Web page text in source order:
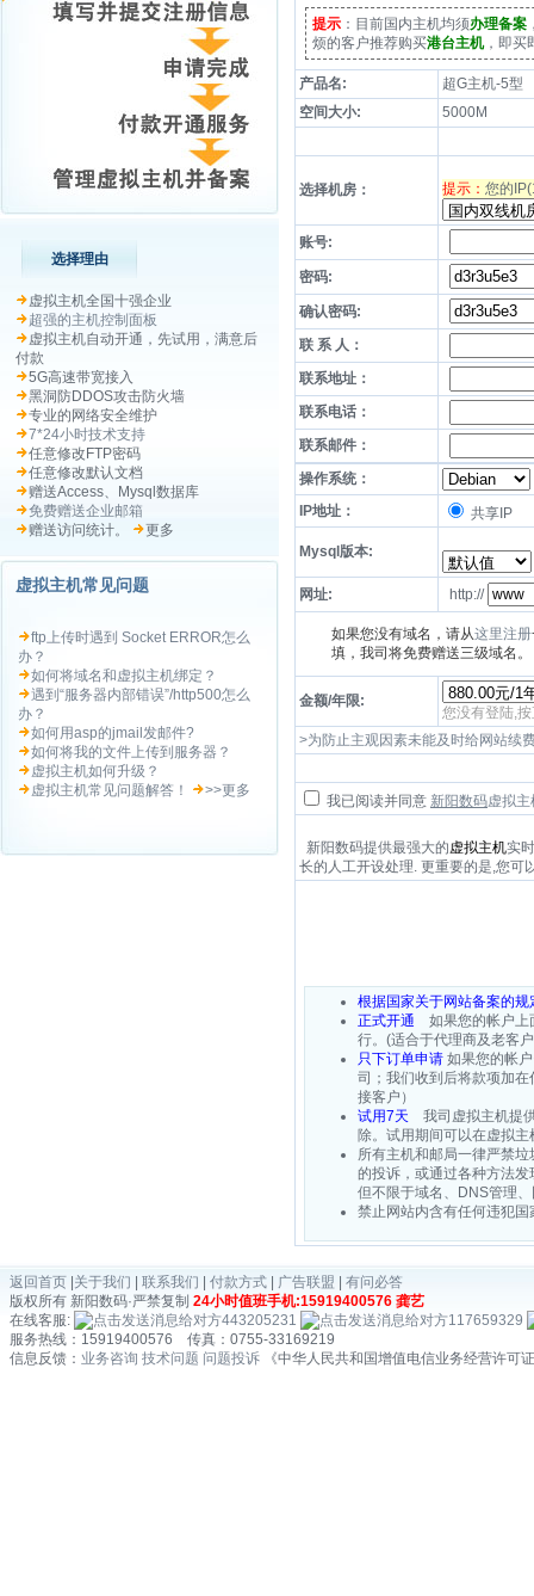
选择理由
虚拟主机全国十强企业
超强的主机控制面板
虚拟主机自动开通，先试用，满意后
付款
5G高速带宽接入
黑洞防DDOS攻击防火墙
专业的网络安全维护
7*24小时技术支持
任意修改FTP密码
任意修改默认文档
赠送Access、Mysql数据库
免费赠送企业邮箱
赠送访问统计。
更多
虚拟主机常见问题
ftp上传时遇到 Socket ERROR怎么
办？
如何将域名和虚拟主机绑定？
遇到“服务器内部错误”/http500怎么
办？
如何用asp的jmail发邮件?
如何将我的文件上传到服务器？
虚拟主机如何升级？
虚拟主机常见问题解答！
>>更多
提示 ：目前国内主机均须办理备案
烦的客户推荐购买港台主机，即买
产品名:
超G主机-5型
空间大小:
5000M
选择机房： 提示： 您的
账号:
密码:
确认密码:
联 系 人：
联系地址：
联系电话：
联系邮件：
操作系统：
IP地址：
共享IP
Mysql版本:
网址: http://
如果您没有域名，请从这里注册
填，我司将免费赠送三级域名。
金额/年限:
您没有登陆,
>为防止主观因素未能及时给网站续
我已阅读并同意 新阳数码虚拟
新阳数码提供最强大的虚拟主机实
长的人工开设处理. 更重要的是,您可
根据国家关于网站备案的
正式开通 如果您的帐户上
行。(适合于代理商及老客
只下订单申请 如果您的帐
司；我们收到后将款项加
接客户）
试用7天 我司虚拟主机提
除。试用期间可以在虚拟
所有主机和邮局一律严禁
的投诉，或通过各种方法
但不限于域名、DNS管理
禁止网站内含有任何违犯
返回首页 关于我们 联系我们 付款方式 广告联盟
有问必答
版权所有 新阳数码·严禁复制 24小时值班手机:15919400576 龚艺
在线客服:
443205231
117659329
服务热线：15919400576 传真：0755-33169219
信息反馈： 业务咨询 技术问题 问题投诉 《中华人民共和国增值电信业务经营许可